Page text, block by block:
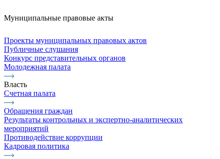
Муниципальные правовые акты
Проекты муниципальных правовых актов
Публичные слушания
Конкурс представительных органов
Молодежная палата
Власть
Счетная палата
Обращения граждан
Результаты контрольных и экспертно-аналитических
мероприятий
Противодействие коррупции
Кадровая политика